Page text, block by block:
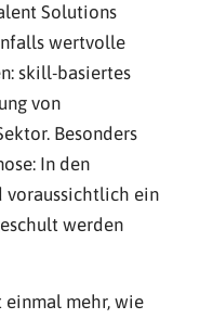
Solutions
wertvolle
skill-basiertes
von
Besonders
In den
voraussichtlich ein
werden
einmal mehr, wie